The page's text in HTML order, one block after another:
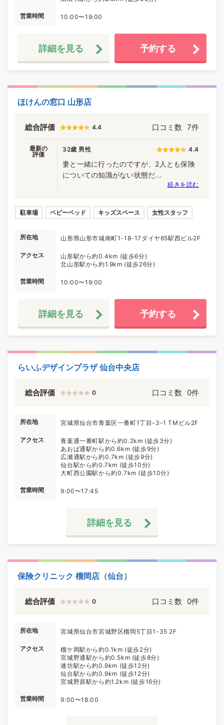
営業時間 10:00〜19:00
詳細を見る 予約する
ほけんの窓口 山形店
総合評価 4.4 口コミ数 7件
最新の
評価
32歳 男性 4.4
妻と一緒に行ったのですが、2人とも保険
についての知識がない状態だ...
続きを読む
駐車場 ベビーベッド キッズスペース 女性スタッフ
所在地 山形県山形市城南町1-18-17ダイヤ65駅西ビル2F
アクセス
山形駅から約0.4km (徒歩6分)
北山形駅から約1.9km (徒歩26分)
営業時間 10:00〜19:00
詳細を見る 予約する
らいふデザインプラザ 仙台中央店
総合評価 0 口コミ数 0件
所在地 宮城県仙台市青葉区一番町1丁目-3-1 TMビル2F
アクセス
青葉通一番町駅から約0.2km (徒歩3分)
あおば通駅から約0.6km (徒歩9分)
広瀬通駅から約0.7km (徒歩9分)
仙台駅から約0.7km (徒歩10分)
大町西公園駅から約0.7km (徒歩10分)
営業時間 9:00〜17:45
詳細を見る
保険クリニック 榴岡店（仙台）
総合評価 0 口コミ数 0件
所在地 宮城県仙台市宮城野区榴岡5丁目1-35 2F
アクセス
榴ケ岡駅から約0.1km (徒歩2分)
宮城野通駅から約0.5km (徒歩8分)
連坊駅から約0.9km (徒歩12分)
仙台駅から約0.9km (徒歩12分)
宮城野原駅から約1.2km (徒歩16分)
営業時間 9:00〜18:00